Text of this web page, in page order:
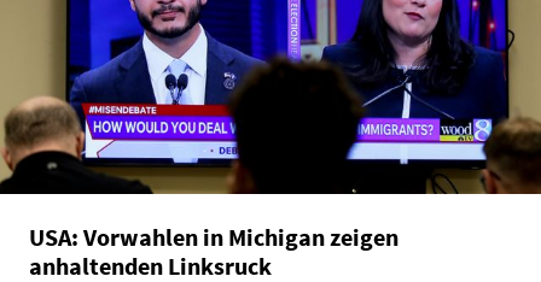
USA: Vorwahlen in Michigan zeigen
anhaltenden Linksruck